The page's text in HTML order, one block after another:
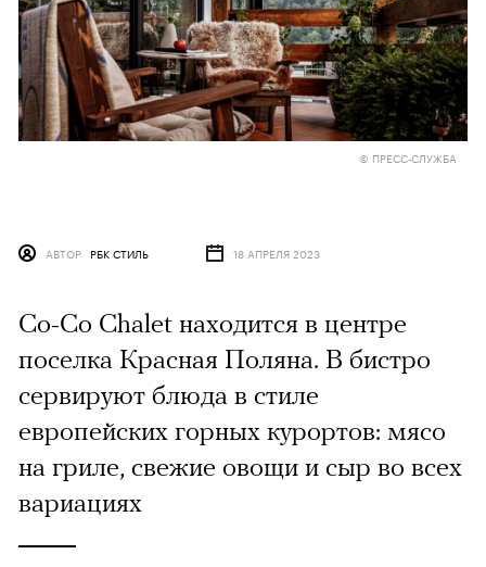
© ПРЕСС-СЛУЖБА
АВТОР РБК СТИЛЬ 18 АПРЕЛЯ 2023
Co-Co Chalet находится в центре
поселка Красная Поляна. В бистро
сервируют блюда в стиле
европейских горных курортов: мясо
на гриле, свежие овощи и сыр во всех
вариациях